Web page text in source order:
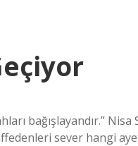
bağışlayandır.”
sever hangi